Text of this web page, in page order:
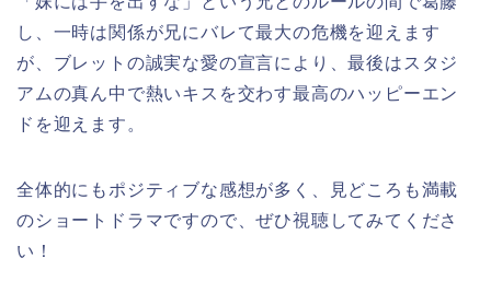
し、一時は関係が兄にバレて最大の危機を迎えます
が、ブレットの誠実な愛の宣言により、最後はスタジ
アムの真ん中で熱いキスを交わす最高のハッピーエン
ドを迎えます。
全体的にもポジティブな感想が多く、見どころも満載
のショートドラマですので、ぜひ視聴してみてくださ
い！